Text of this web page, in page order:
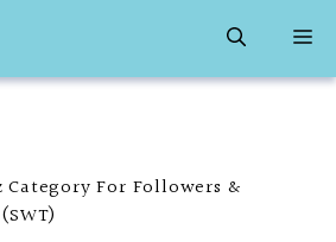
Category For Followers &